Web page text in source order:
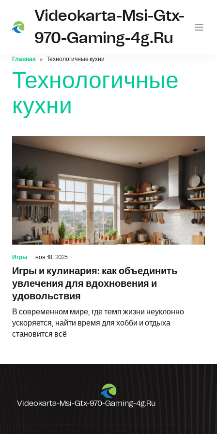
Videokarta-Msi-Gtx-
970-Gaming-4g.ru
Главная Технологичные кухни
Технологичные
кухни
Игры ноя 18, 2025
Игры и кулинария: как объединить
увлечения для вдохновения и
удовольствия
В современном мире, где темп жизни неуклонно
ускоряется, найти время для хобби и отдыха
становится всё
Videokarta-Msi-Gtx-970-Gaming-4g.ru